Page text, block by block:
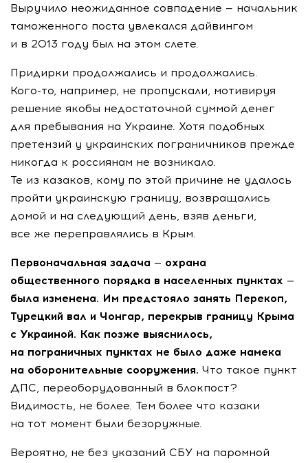
Выручило неожиданное совпадение — начальник
таможенного поста увлекался дайвингом
и в 2013 году был на этом слете.
Придирки продолжались и продолжались.
Кого-то, например, не пропускали, мотивируя
решение якобы недостаточной суммой денег
для пребывания на Украине. Хотя подобных
претензий у украинских пограничников прежде
никогда к россиянам не возникало.
Те из казаков, кому по этой причине не удалось
пройти украинскую границу, возвращались
домой и на следующий день, взяв деньги,
все же переправлялись в Крым.
Первоначальная задача — охрана
общественного порядка в населенных пунктах —
была изменена. Им предстояло занять Перекоп,
Турецкий вал и Чонгар, перекрыв границу Крыма
с Украиной. Как позже выяснилось,
на пограничных пунктах не было даже намека
на оборонительные сооружения. Что такое пункт
ДПС, переоборудованный в блокпост?
Видимость, не более. Тем более что казаки
на тот момент были безоружные.
Вероятно, не без указаний СБУ на паромной